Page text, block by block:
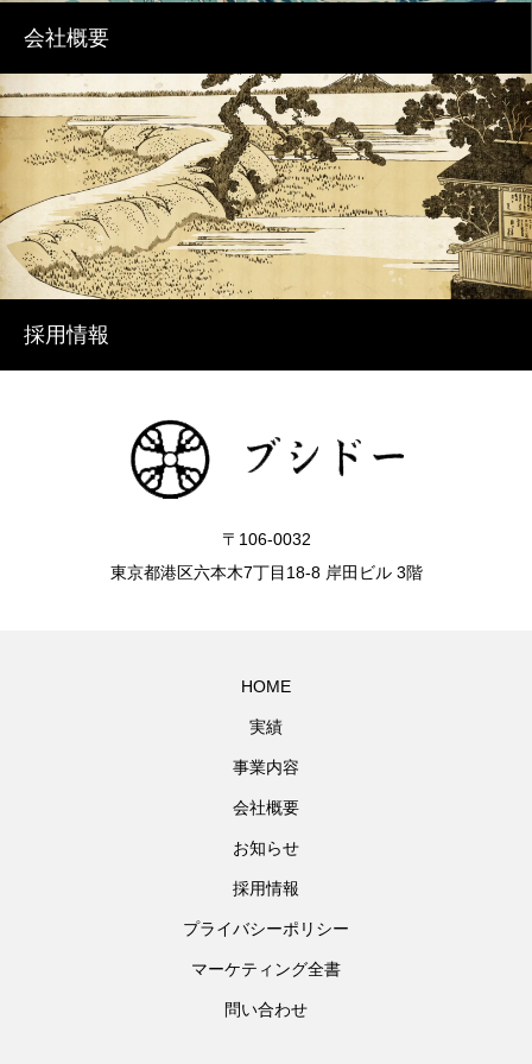
会社概要
採用情報
〒106-0032
東京都港区六本木7丁目18-8 岸田ビル 3階
HOME
実績
事業内容
会社概要
お知らせ
採用情報
プライバシーポリシー
マーケティング全書
問い合わせ